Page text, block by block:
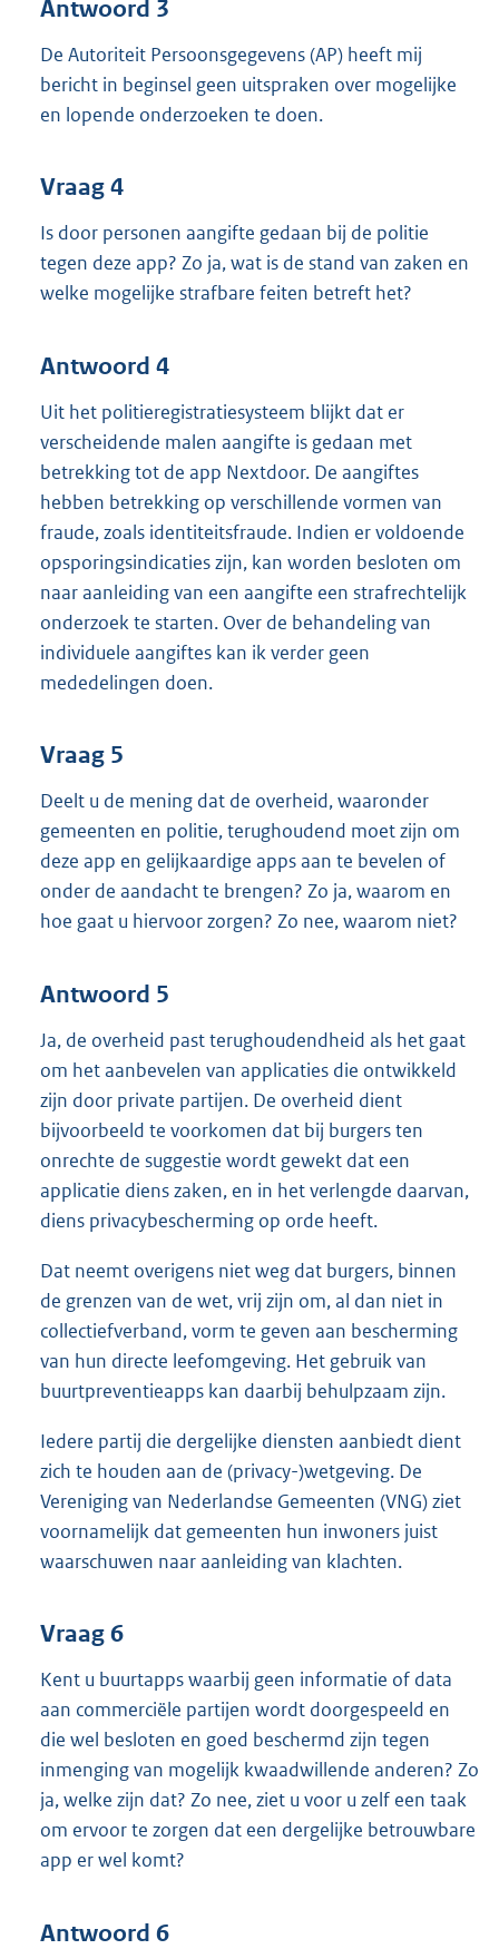
Antwoord 3
De Autoriteit Persoonsgegevens (AP) heeft mij
bericht in beginsel geen uitspraken over mogelijke
en lopende onderzoeken te doen.
Vraag 4
Is door personen aangifte gedaan bij de politie
tegen deze app? Zo ja, wat is de stand van zaken en
welke mogelijke strafbare feiten betreft het?
Antwoord 4
Uit het politieregistratiesysteem blijkt dat er
verscheidende malen aangifte is gedaan met
betrekking tot de app Nextdoor. De aangiftes
hebben betrekking op verschillende vormen van
fraude, zoals identiteitsfraude. Indien er voldoende
opsporingsindicaties zijn, kan worden besloten om
naar aanleiding van een aangifte een strafrechtelijk
onderzoek te starten. Over de behandeling van
individuele aangiftes kan ik verder geen
mededelingen doen.
Vraag 5
Deelt u de mening dat de overheid, waaronder
gemeenten en politie, terughoudend moet zijn om
deze app en gelijkaardige apps aan te bevelen of
onder de aandacht te brengen? Zo ja, waarom en
hoe gaat u hiervoor zorgen? Zo nee, waarom niet?
Antwoord 5
Ja, de overheid past terughoudendheid als het gaat
om het aanbevelen van applicaties die ontwikkeld
zijn door private partijen. De overheid dient
bijvoorbeeld te voorkomen dat bij burgers ten
onrechte de suggestie wordt gewekt dat een
applicatie diens zaken, en in het verlengde daarvan,
diens privacybescherming op orde heeft.
Dat neemt overigens niet weg dat burgers, binnen
de grenzen van de wet, vrij zijn om, al dan niet in
collectiefverband, vorm te geven aan bescherming
van hun directe leefomgeving. Het gebruik van
buurtpreventieapps kan daarbij behulpzaam zijn.
Iedere partij die dergelijke diensten aanbiedt dient
zich te houden aan de (privacy-)wetgeving. De
Vereniging van Nederlandse Gemeenten (VNG) ziet
voornamelijk dat gemeenten hun inwoners juist
waarschuwen naar aanleiding van klachten.
Vraag 6
Kent u buurtapps waarbij geen informatie of data
aan commerciële partijen wordt doorgespeeld en
die wel besloten en goed beschermd zijn tegen
inmenging van mogelijk kwaadwillende anderen? Zo
ja, welke zijn dat? Zo nee, ziet u voor u zelf een taak
om ervoor te zorgen dat een dergelijke betrouwbare
app er wel komt?
Antwoord 6